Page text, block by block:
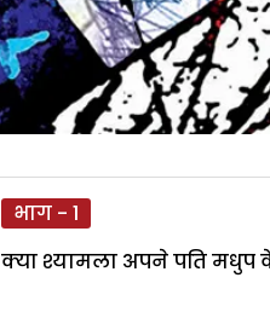
भाग - 1
क्या श्यामला अपने पति मधुप